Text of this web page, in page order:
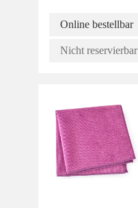
Online bestellbar
Nicht reservierbar